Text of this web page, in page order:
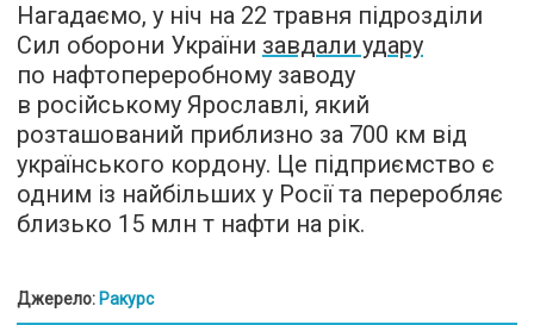
Нагадаємо, у ніч на 22 травня підрозділи
Сил оборони України завдали удару
по нафтопереробному заводу
в російському Ярославлі, який
розташований приблизно за 700 км від
українського кордону. Це підприємство є
одним із найбільших у Росії та переробляє
близько 15 млн т нафти на рік.
Джерело: Ракурс